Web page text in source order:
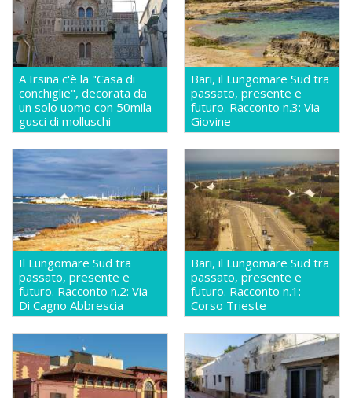
A Irsina c'è la "Casa di
conchiglie", decorata da
un solo uomo con 50mila
gusci di molluschi
Bari, il Lungomare Sud tra
passato, presente e
futuro. Racconto n.3: Via
Giovine
Il Lungomare Sud tra
passato, presente e
futuro. Racconto n.2: Via
Di Cagno Abbrescia
Bari, il Lungomare Sud tra
passato, presente e
futuro. Racconto n.1:
Corso Trieste